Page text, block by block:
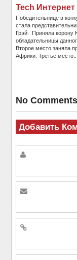
Tech
Победительнице в
стала
Грэй. Приняла корону
обладательницы
Второе место заняла
Африки. Третье место...
No
Добавить